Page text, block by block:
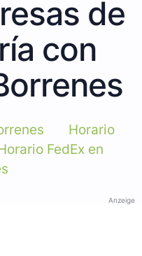
de
con
Horario
FedEx en
Anzeige